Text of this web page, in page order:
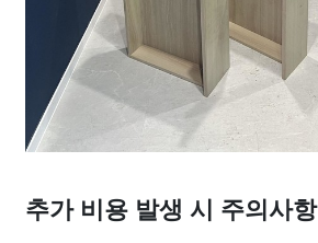
추가 비용 발생 시 주의사항